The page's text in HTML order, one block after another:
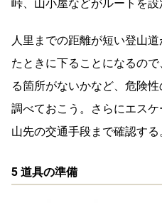
峠、山小屋などがルートを設
人里までの距離が短い登山
たときに下ることになるの
る箇所がないかなど、危険
調べておこう。さらにエス
山先の交通手段まで確認する
5 道具の準備